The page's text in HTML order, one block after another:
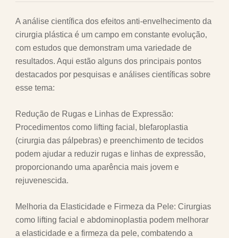
A análise científica dos efeitos anti-envelhecimento da
cirurgia plástica é um campo em constante evolução,
com estudos que demonstram uma variedade de
resultados. Aqui estão alguns dos principais pontos
destacados por pesquisas e análises científicas sobre
esse tema:
Redução de Rugas e Linhas de Expressão:
Procedimentos como lifting facial, blefaroplastia
(cirurgia das pálpebras) e preenchimento de tecidos
podem ajudar a reduzir rugas e linhas de expressão,
proporcionando uma aparência mais jovem e
rejuvenescida.
Melhoria da Elasticidade e Firmeza da Pele: Cirurgias
como lifting facial e abdominoplastia podem melhorar
a elasticidade e a firmeza da pele, combatendo a